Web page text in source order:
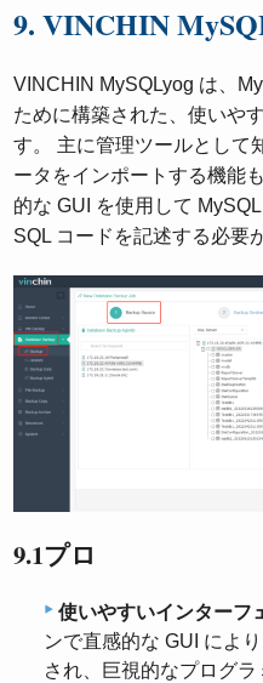
9. VINCHIN
VINCHIN MySQLyog は、
ために構築された、使いや
す。 主に管理ツールとして
ータをインポートする機能
的な GUI を使用して
SQL コードを記述する必要
9.1プロ
使いやすいインターフ
ンで直感的な GUI によ
され、巨視的なプログ